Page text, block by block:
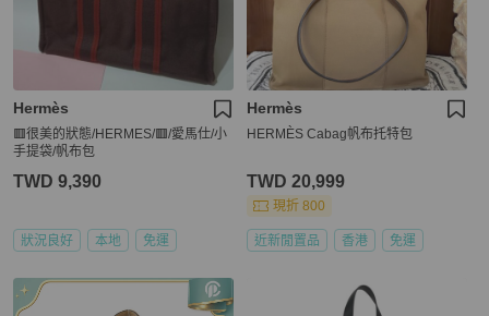
Hermès
🟥很美的狀態/HERMES/🟥/愛馬仕/小
手提袋/帆布包
TWD 9,390
狀況良好 本地 免運
Hermès
HERMÈS Cabag帆布托特包
TWD 20,999
現折 800
近新閒置品 香港 免運